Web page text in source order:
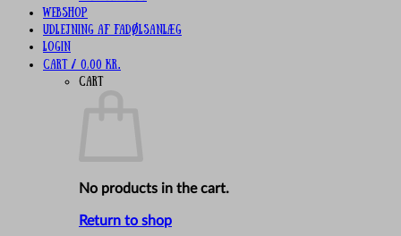
Webshop
UDLEJNING AF FADØLSANLÆG
Login
Cart / 0,00 kr.
Cart
No products in the cart.
Return to shop